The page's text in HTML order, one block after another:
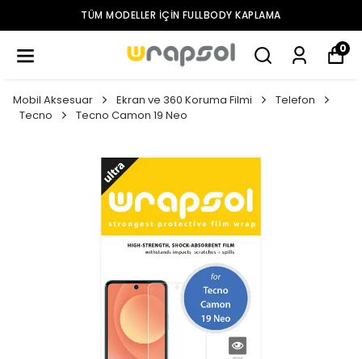
TÜM MODELLER IÇIN FULLBODY KAPLAMA
0
Mobil Aksesuar Ekran ve 360 Koruma Filmi
Telefon
Tecno
Tecno Camon 19 Neo